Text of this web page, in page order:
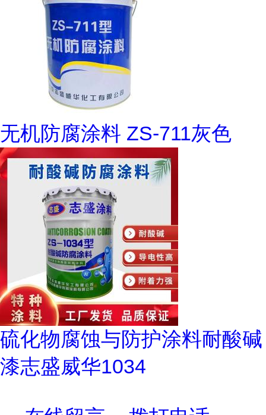
无机防腐涂料 ZS-711灰色
硫化物腐蚀与防护涂料耐酸碱
漆志盛威华1034